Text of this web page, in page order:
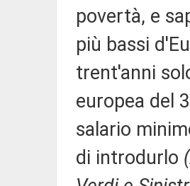
povertà, e
più bassi
trent'anni
europea del
salario
di introdurlo